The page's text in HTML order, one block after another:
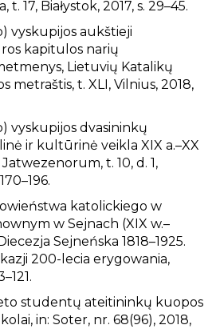
17, Białystok, 2017, s. 29–45.
vyskupijos aukštieji
kapitulos narių
Lietuvių Katalikų
metraštis, t. XLI, Vilnius, 2018,
vyskupijos dvasininkų
ir kultūrinė veikla XIX a.–XX
t. 10, d. 1,
katolickiego w
w Sejnach (XIX w.–
Sejneńska 1818–1925.
200-lecia erygowania,
studentų ateitininkų kuopos
in: Soter, nr. 68(96), 2018,